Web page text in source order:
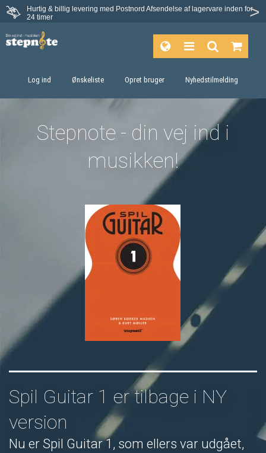
Hurtig & billig levering med Postnord Afsendelse af lagervare inden for
24 timer
Fortrydelsesret på 30 dage
Log ind Ønskeliste Opret bruger Nyhedstilmelding
Stepnote - din vej ind i
musikken!
Spil Guitar 1 er tilbage i NY
version
Nu er Spil Guitar 1, som ellers var udgået,